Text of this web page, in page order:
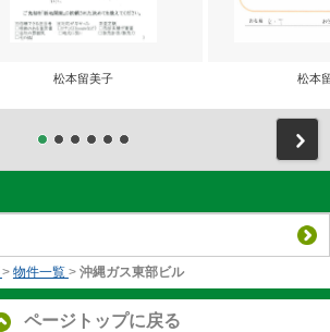
松本留美子 松本
> 物件一覧 > 沖縄ガス東部ビル
ページトップに戻る